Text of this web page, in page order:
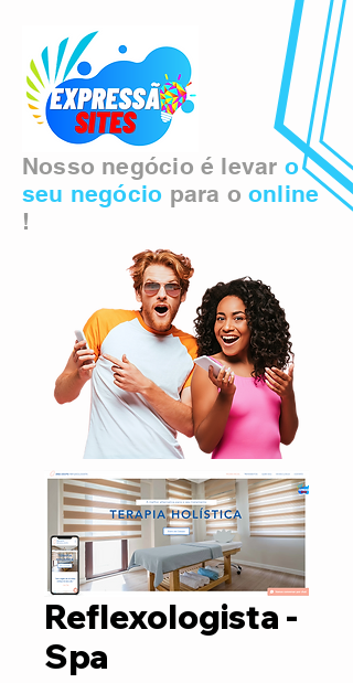
Nosso negócio é levar o
seu negócio para o online
!
Reflexologista -
Spa